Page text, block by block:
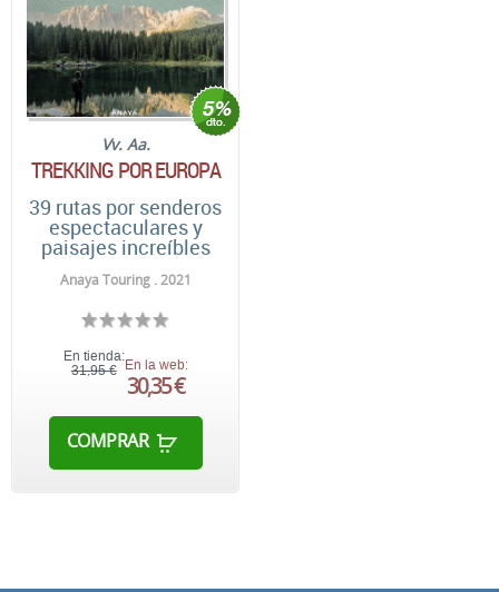
Vv. Aa.
TREKKING POR EUROPA
39 rutas por senderos
espectaculares y
paisajes increíbles
Anaya Touring . 2021
En tienda:
31,95 € En la web:
30,35 €
COMPRAR